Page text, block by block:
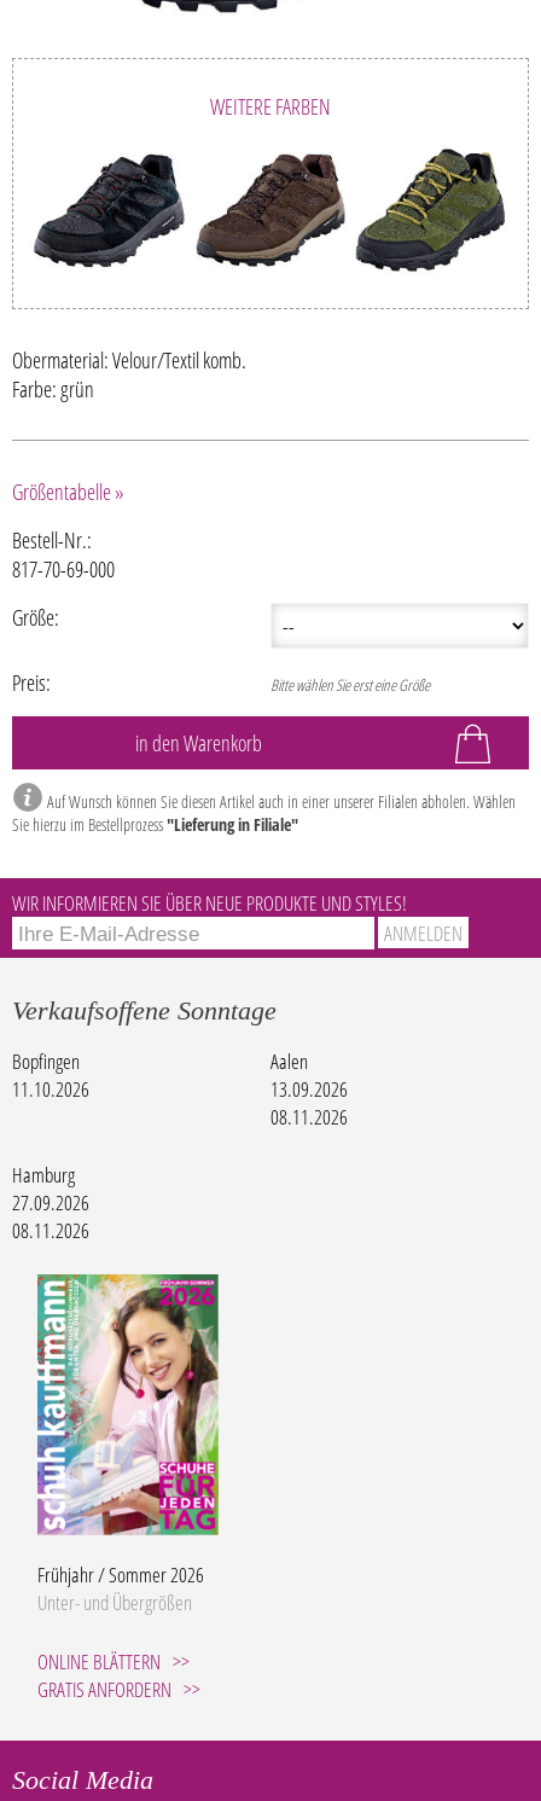
WEITERE FARBEN
Obermaterial: Velour/Textil komb.
Farbe: grün
Größentabelle »
Bestell-Nr.:
817-70-69-000
Größe:
Preis: Bitte wählen Sie erst eine Größe
Auf Wunsch können Sie diesen Artikel auch in einer unserer Filialen abholen. Wählen
Sie hierzu im Bestellprozess"Lieferung in Filiale"
WIR INFORMIEREN SIE ÜBER NEUE PRODUKTE UND STYLES!
Verkaufsoffene Sonntage
Bopfingen
11.10.2026
Aalen
13.09.2026
08.11.2026
Hamburg
27.09.2026
08.11.2026
Frühjahr / Sommer 2026
Unter- und Übergrößen
ONLINE BLÄTTERN
GRATIS ANFORDERN
Social Media